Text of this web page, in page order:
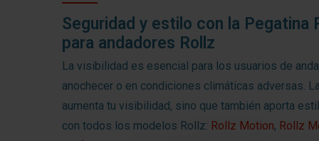
Seguridad y estilo con la Pegatina
para andadores Rollz
La visibilidad es esencial para los usuarios de
anochecer o en condiciones climáticas adversas.
aumenta tu visibilidad, sino que también aporta
con todos los modelos Rollz: Rollz Motion, Rollz